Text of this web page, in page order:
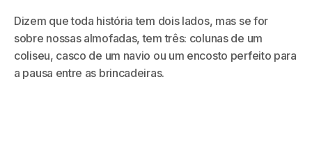
Dizem que toda história tem dois lados, mas se for
sobre nossas almofadas, tem três: colunas de um
coliseu, casco de um navio ou um encosto perfeito para
a pausa entre as brincadeiras.